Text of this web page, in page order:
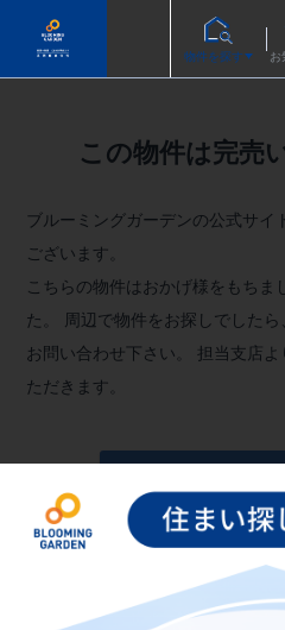
物件を探す お
この物件は完売
ブルーミングガーデンの公式サイ
ございます。
こちらの物件はおかげ様をもちま
た。
周辺で物件をお探しでした
お問い合わせ下さい。
担当支店よ
ただきます。
お問い合わせ